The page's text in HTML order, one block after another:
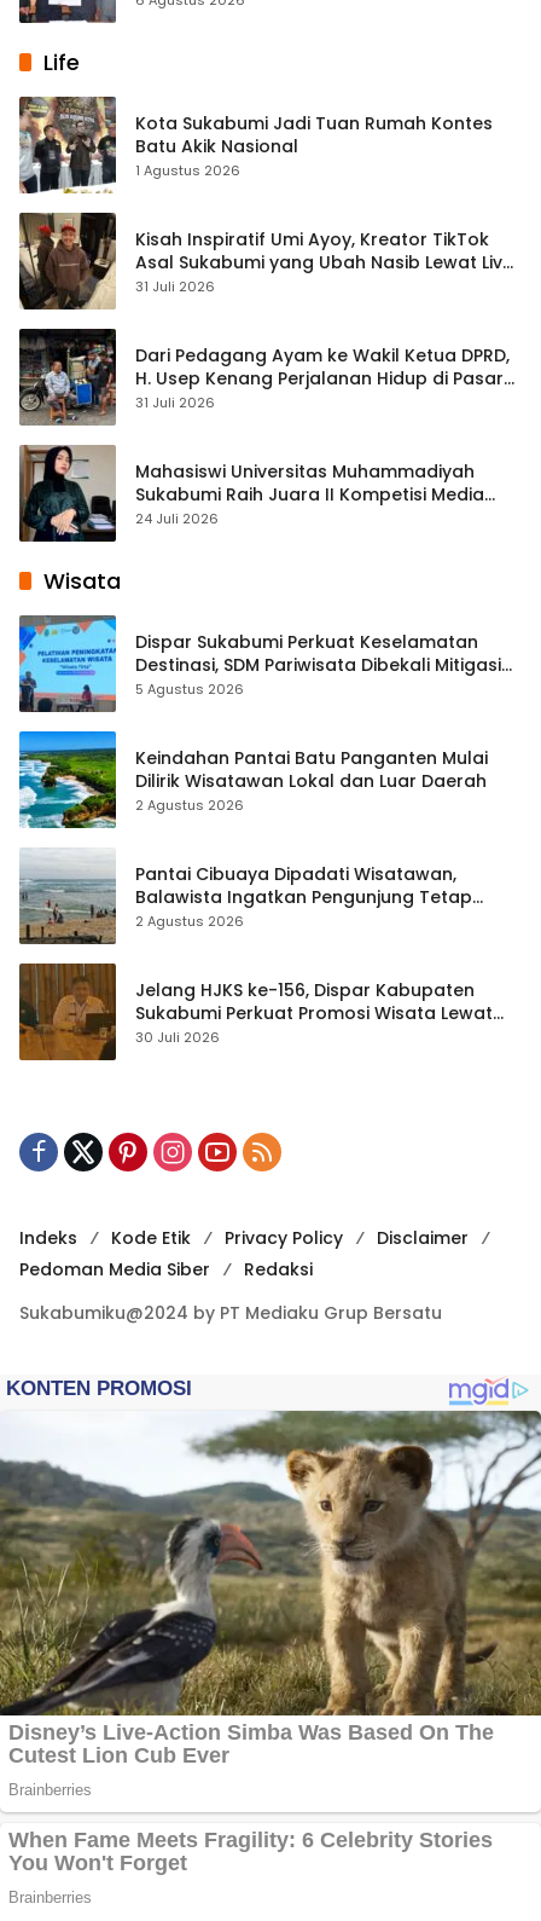
Life
Kota Sukabumi Jadi Tuan Rumah Kontes
Batu Akik Nasional
1 Agustus 2026
Kisah Inspiratif Umi Ayoy, Kreator TikTok
Asal Sukabumi yang Ubah Nasib Lewat Live
Streaming
31 Juli 2026
Dari Pedagang Ayam ke Wakil Ketua DPRD,
H. Usep Kenang Perjalanan Hidup di Pasar
Cisaat
31 Juli 2026
Mahasiswi Universitas Muhammadiyah
Sukabumi Raih Juara II Kompetisi Media
Pembelajaran Digital Tingkat Internasional
24 Juli 2026
Wisata
Dispar Sukabumi Perkuat Keselamatan
Destinasi, SDM Pariwisata Dibekali Mitigasi
hingga Teknik Evakuasi
5 Agustus 2026
Keindahan Pantai Batu Panganten Mulai
Dilirik Wisatawan Lokal dan Luar Daerah
2 Agustus 2026
Pantai Cibuaya Dipadati Wisatawan,
Balawista Ingatkan Pengunjung Tetap
Waspada
2 Agustus 2026
Jelang HJKS ke-156, Dispar Kabupaten
Sukabumi Perkuat Promosi Wisata Lewat
Publikasi Digital
30 Juli 2026
Indeks Kode Etik Privacy Policy
Disclaimer
Pedoman Media Siber
Redaksi
Sukabumiku@2024 by PT Mediaku Grup Bersatu